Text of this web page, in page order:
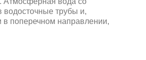
водосточные трубы и,
в поперечном направлении,